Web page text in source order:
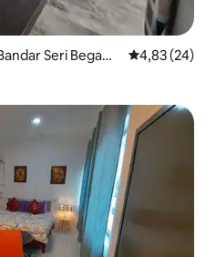
Seri Begawa
Průměrné
4,83 (24)